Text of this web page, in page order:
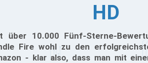
HD
über 10.000 Fünf-Sterne-
Fire wohl zu den
- klar also, dass man mit